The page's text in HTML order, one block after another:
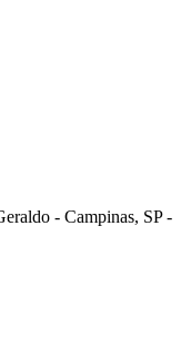
- Campinas, SP -